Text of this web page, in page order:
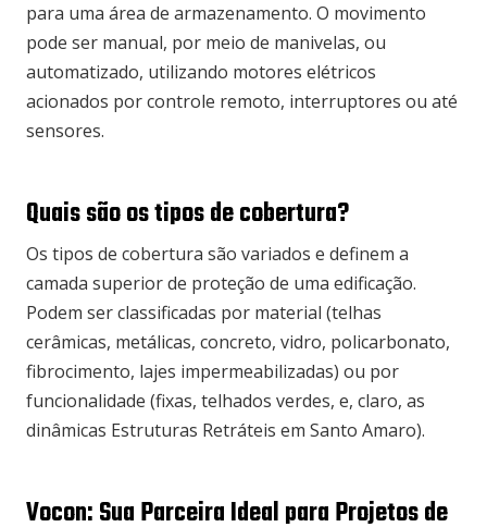
para uma área de armazenamento. O movimento
pode ser manual, por meio de manivelas, ou
automatizado, utilizando motores elétricos
acionados por controle remoto, interruptores ou até
sensores.
Quais são os tipos de cobertura?
Os tipos de cobertura são variados e definem a
camada superior de proteção de uma edificação.
Podem ser classificadas por material (telhas
cerâmicas, metálicas, concreto, vidro, policarbonato,
fibrocimento, lajes impermeabilizadas) ou por
funcionalidade (fixas, telhados verdes, e, claro, as
dinâmicas Estruturas Retráteis em Santo Amaro).
Vocon: Sua Parceira Ideal para Projetos de